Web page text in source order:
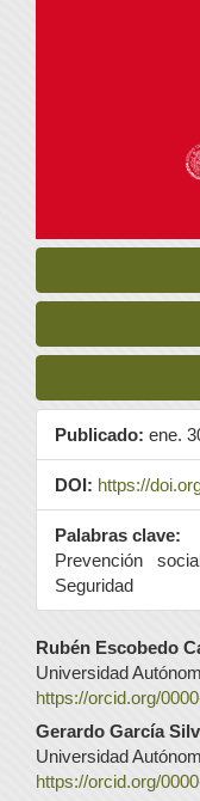
Publicado: ene.
DOI: https://
Palabras clave:
Prevención
Seguridad
principal
del
artículo
Rubén Escobedo
Universidad
https://orcid.org/
Gerardo García
Universidad
https://orcid.org/